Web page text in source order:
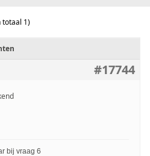
totaal 1)
#17744
bij vraag 6